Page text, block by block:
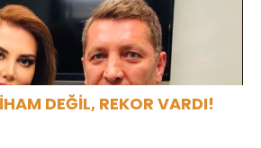
DEĞİL, REKOR VARDI!